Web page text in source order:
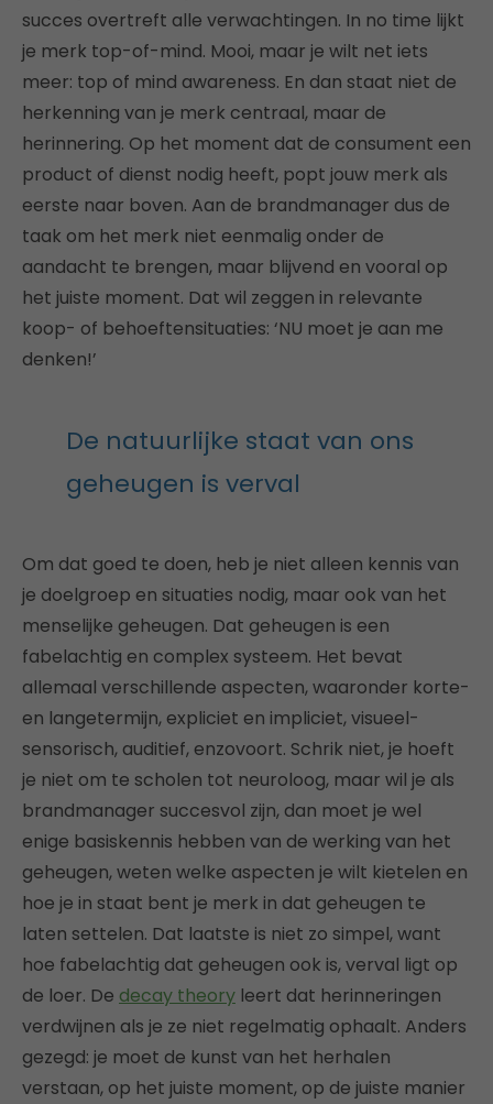
succes overtreft alle verwachtingen. In no time lijkt
je merk top-of-mind. Mooi, maar je wilt net iets
meer: top of mind awareness. En dan staat niet de
herkenning van je merk centraal, maar de
herinnering. Op het moment dat de consument een
product of dienst nodig heeft, popt jouw merk als
eerste naar boven. Aan de brandmanager dus de
taak om het merk niet eenmalig onder de
aandacht te brengen, maar blijvend en vooral op
het juiste moment. Dat wil zeggen in relevante
koop- of behoeftensituaties: ‘NU moet je aan me
denken!’
De natuurlijke staat van ons
geheugen is verval
Om dat goed te doen, heb je niet alleen kennis van
je doelgroep en situaties nodig, maar ook van het
menselijke geheugen. Dat geheugen is een
fabelachtig en complex systeem. Het bevat
allemaal verschillende aspecten, waaronder korte-
en langetermijn, expliciet en impliciet, visueel-
sensorisch, auditief, enzovoort. Schrik niet, je hoeft
je niet om te scholen tot neuroloog, maar wil je als
brandmanager succesvol zijn, dan moet je wel
enige basiskennis hebben van de werking van het
geheugen, weten welke aspecten je wilt kietelen en
hoe je in staat bent je merk in dat geheugen te
laten settelen. Dat laatste is niet zo simpel, want
hoe fabelachtig dat geheugen ook is, verval ligt op
de loer. De decay theory leert dat herinneringen
verdwijnen als je ze niet regelmatig ophaalt. Anders
gezegd: je moet de kunst van het herhalen
verstaan, op het juiste moment, op de juiste manier